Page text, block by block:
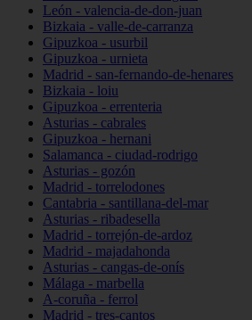
León - valencia-de-don-juan
Bizkaia - valle-de-carranza
Gipuzkoa - usurbil
Gipuzkoa - urnieta
Madrid - san-fernando-de-henares
Bizkaia - loiu
Gipuzkoa - errenteria
Asturias - cabrales
Gipuzkoa - hernani
Salamanca - ciudad-rodrigo
Asturias - gozón
Madrid - torrelodones
Cantabria - santillana-del-mar
Asturias - ribadesella
Madrid - torrejón-de-ardoz
Madrid - majadahonda
Asturias - cangas-de-onís
Málaga - marbella
A-coruña - ferrol
Madrid - tres-cantos